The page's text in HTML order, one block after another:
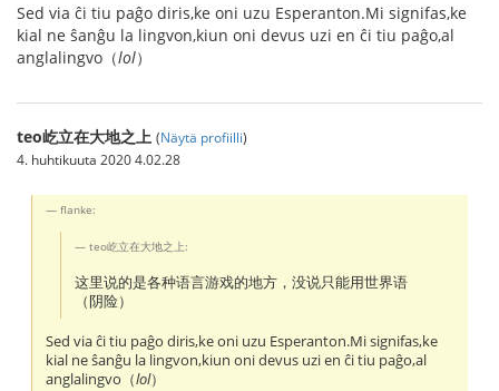
Sed via ĉi tiu paĝo diris,ke oni uzu Esperanton.Mi signifas,ke
kial ne ŝanĝu la lingvon,kiun oni devus uzi en ĉi tiu paĝo,al
anglalingvo（lol）
teo屹立在大地之上 (Näytä profiilli)
4. huhtikuuta 2020 4.02.28
flanke:
teo屹立在大地之上:
这里说的是各种语言游戏的地方，没说只能用世界语
（阴险）
Sed via ĉi tiu paĝo diris,ke oni uzu Esperanton.Mi signifas,ke
kial ne ŝanĝu la lingvon,kiun oni devus uzi en ĉi tiu paĝo,al
anglalingvo（lol）